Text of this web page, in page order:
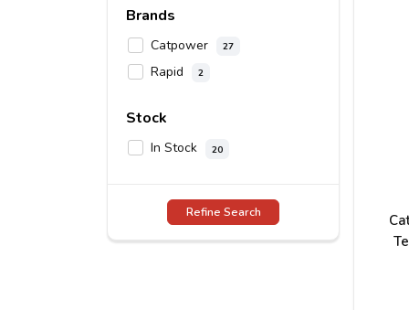
Brands
Catpower 27
Rapid 2
Stock
In Stock 20
Refine Search